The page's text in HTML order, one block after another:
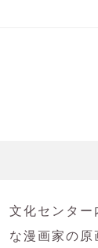
文化センター
な漫画家の原